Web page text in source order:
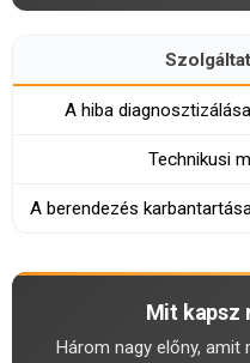
A hiba
Technikusi
A berendezés
Mit kapsz
Három nagy előny, amit